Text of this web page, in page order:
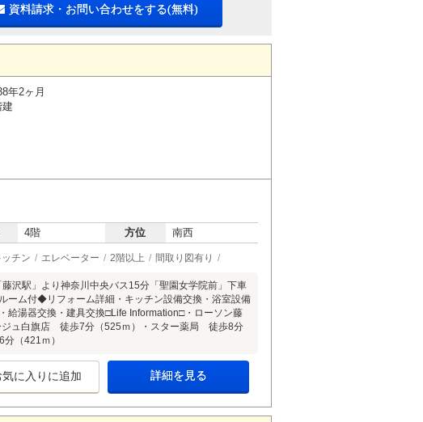
資料請求・お問い合わせをする(無料)
年2ヶ月
建
4階 方位 南西
チン エレベーター 2階以上 間取り図有り
沢駅」より神奈川中央バス15分「聖園女学院前」下車
ーム付◆リフォーム詳細・キッチン設備交換・浴室設備
給湯器交換・建具交換□Life Information□・ローソン藤
ュ白旗店 徒歩7分（525ｍ）・スター薬局 徒歩8分
（421ｍ）
気に入りに追加 詳細を見る